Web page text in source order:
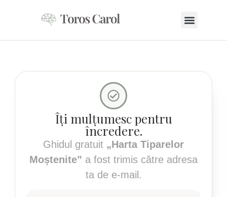
Îți mulțumesc pentru
încredere.
Ghidul gratuit „Harta Tiparelor
Moștenite” a fost trimis către adresa
ta de e-mail.